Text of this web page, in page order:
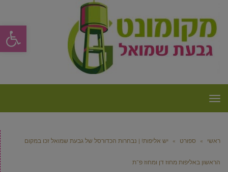
פתח
תפריט
ראשי » ספורט » יש אליפות! | נבחרות הכדורסל של גבעת שמואל זכו במקום
הראשון באליפות מחוז דן ומחוז פ”ת